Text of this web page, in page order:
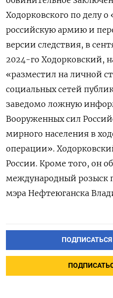
Ходорковского по делу
российскую армию и
версии следствия, в
2024-го Ходорковский,
«разместил на личной
социальных сетей
заведомо ложную
Вооруженных сил
мирного населения в
операции».
России. Кроме того, он
международный розыск
мэра Нефтеюганска